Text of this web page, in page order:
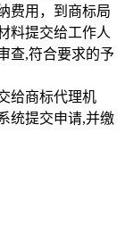
费用，到商标局
料提交给工作人
查,符合要求的予
给商标代理机
统提交申请,并缴